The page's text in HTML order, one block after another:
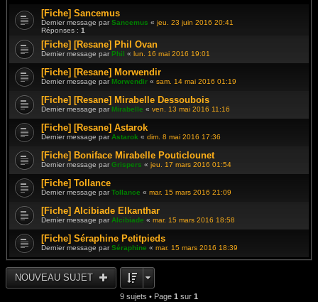
[Fiche] Sancemus
Dernier message parSancemus « jeu. 23 juin 2016 20:41
Réponses : 1
[Fiche] [Resane] Phil Ovan
Dernier message parPhil « lun. 16 mai 2016 19:01
[Fiche] [Resane] Morwendir
Dernier message parMorwendir « sam. 14 mai 2016 01:19
[Fiche] [Resane] Mirabelle Dessoubois
Dernier message parMirabelle « ven. 13 mai 2016 11:16
[Fiche] [Resane] Astarok
Dernier message parAstarok « dim. 8 mai 2016 17:36
[Fiche] Boniface Mirabelle Pouticlounet
Dernier message parGrispers « jeu. 17 mars 2016 01:54
[Fiche] Tollance
Dernier message parTollance « mar. 15 mars 2016 21:09
[Fiche] Alcibiade Elkanthar
Dernier message par Alcibiade « mar. 15 mars 2016 18:58
[Fiche] Séraphine Petitpieds
Dernier message parSéraphine « mar. 15 mars 2016 18:39
NOUVEAU SUJET
9 sujets • Page 1 sur 1